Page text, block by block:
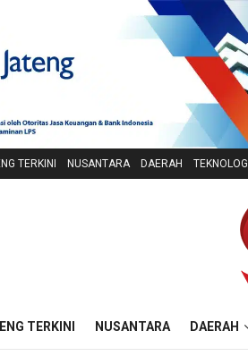
TERKINI NUSANTARA DAERAH TEKNOLOGI
TERKINI NUSANTARA DAERAH